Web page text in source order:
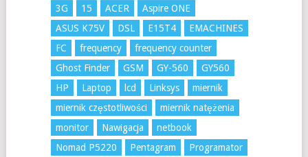
3G 15 ACER
Aspire ONE
ASUS K75V
DSL E15T4
EMACHINES
FC
frequency
frequency counter
Ghost Finder
GSM GY-560
GY560
HP
Laptop lcd Linksys
miernik
miernik częstotliwości
miernik natężenia
monitor
Nawigacja
netbook
Nomad P5220
Pentagram
Programator